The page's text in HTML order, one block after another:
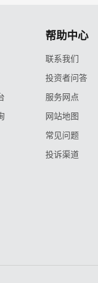
帮助中心
联系我们
投资者问答
服务网点
网站地图
常见问题
投诉渠道